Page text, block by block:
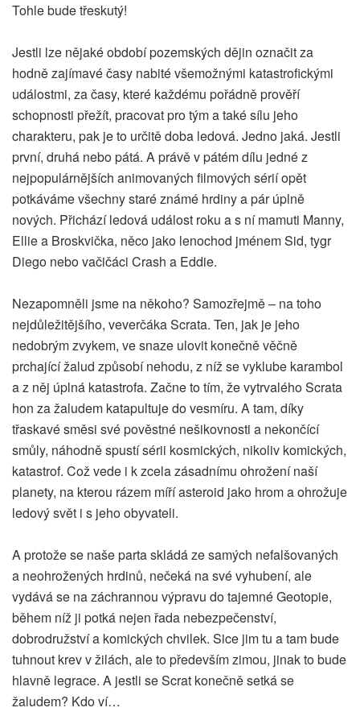
Tohle bude třeskutý!
Jestli lze nějaké období pozemských dějin označit za
hodně zajímavé časy nabité všemožnými katastrofickými
událostmi, za časy, které každému pořádně prověří
schopnosti přežít, pracovat pro tým a také sílu jeho
charakteru, pak je to určitě doba ledová. Jedno jaká. Jestli
první, druhá nebo pátá. A právě v pátém dílu jedné z
nejpopulárnějších animovaných filmových sérií opět
potkáváme všechny staré známé hrdiny a pár úplně
nových. Přichází ledová událost roku a s ní mamuti Manny,
Ellie a Broskvička, něco jako lenochod jménem Sid, tygr
Diego nebo vačičáci Crash a Eddie.
Nezapomněli jsme na někoho? Samozřejmě – na toho
nejdůležitějšího, veverčáka Scrata. Ten, jak je jeho
nedobrým zvykem, ve snaze ulovit konečně věčně
prchající žalud způsobí nehodu, z níž se vyklube karambol
a z něj úplná katastrofa. Začne to tím, že vytrvalého Scrata
hon za žaludem katapultuje do vesmíru. A tam, díky
třaskavé směsi své pověstné nešikovnosti a nekončící
smůly, náhodně spustí sérii kosmických, nikoliv komických,
katastrof. Což vede i k zcela zásadnímu ohrožení naší
planety, na kterou rázem míří asteroid jako hrom a ohrožuje
ledový svět i s jeho obyvateli.
A protože se naše parta skládá ze samých nefalšovaných
a neohrožených hrdinů, nečeká na své vyhubení, ale
vydává se na záchrannou výpravu do tajemné Geotopie,
během níž ji potká nejen řada nebezpečenství,
dobrodružství a komických chvilek. Sice jim tu a tam bude
tuhnout krev v žilách, ale to především zimou, jinak to bude
hlavně legrace. A jestli se Scrat konečně setká se
žaludem? Kdo ví…